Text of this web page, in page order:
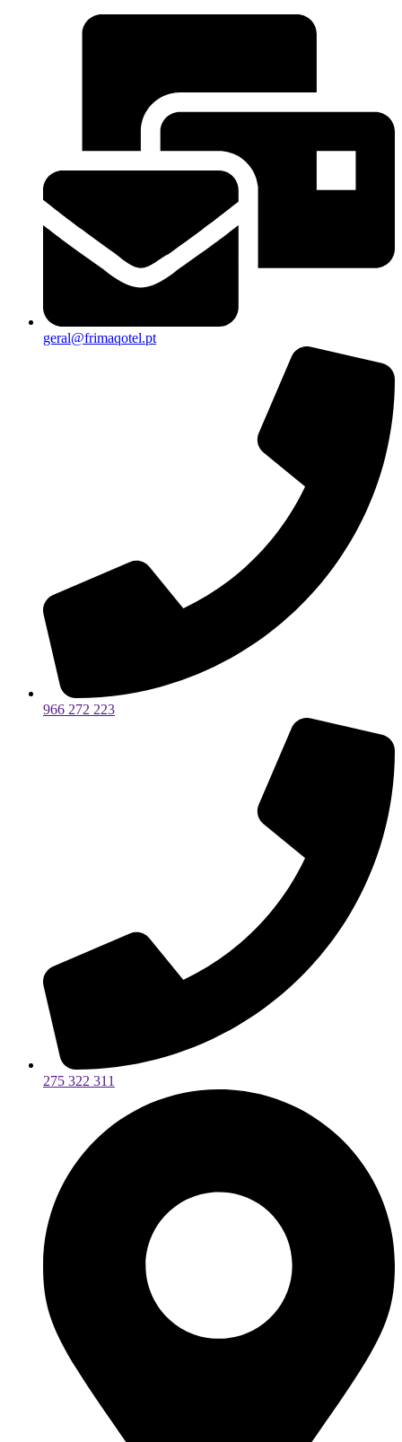
geral@frimaqotel.pt
966 272 223
275 322 311